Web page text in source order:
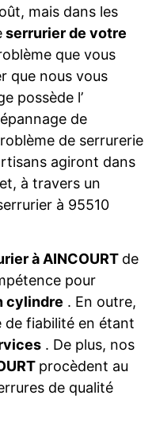
mais dans les
serrurier de votre
que vous
que nous vous
possède l’
de
de serrurerie
agiront dans
à travers un
à 95510
à AINCOURT de
pour
cylindre . En outre,
de fiabilité en étant
. De plus, nos
procèdent au
de qualité